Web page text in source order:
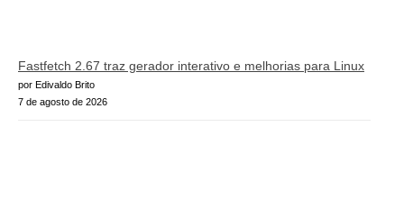
Fastfetch 2.67 traz gerador interativo e melhorias para Linux
por Edivaldo Brito
7 de agosto de 2026